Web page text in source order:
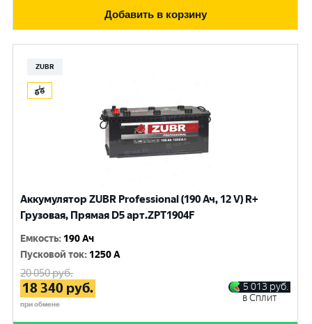
Добавить в корзину
ZUBR
Аккумулятор ZUBR Professional (190 Ач, 12 V) R+
Грузовая, Прямая D5 арт.ZPT1904F
Емкость: 190 Ач
Пусковой ток: 1250 A
20 050руб.
18 340 руб.
при обмене
5 013 руб.
в Сплит